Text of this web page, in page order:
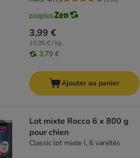
3,99 €
19,95 € / kg
3,79 €
Ajouter au panier
Lot mixte Rocco 6 x 800 g
pour chien
Classic lot mixte I, 6 variétés